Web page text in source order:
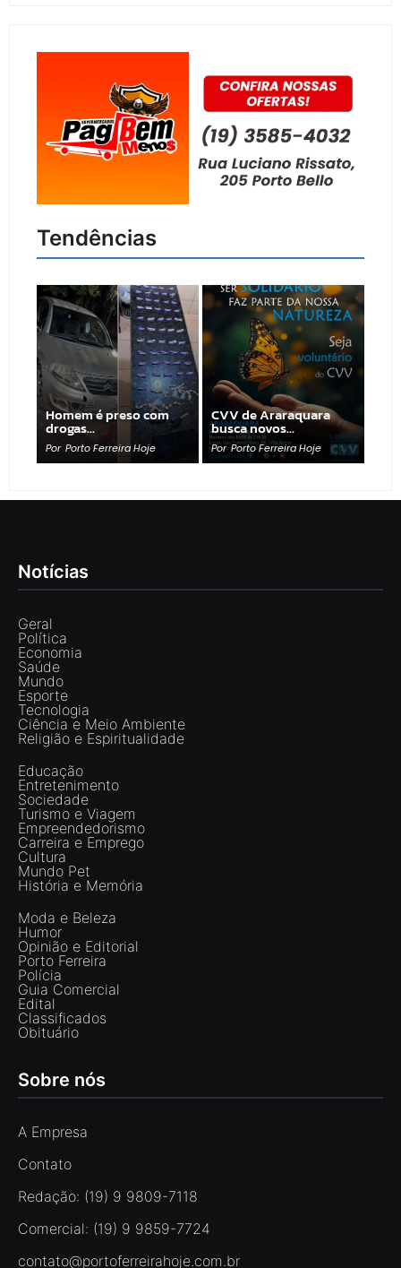
Tendências
Homem é preso com
drogas…
Por Porto Ferreira Hoje
CVV de Araraquara
busca novos…
Por Porto Ferreira Hoje
Notícias
Geral
Política
Economia
Saúde
Mundo
Esporte
Tecnologia
Ciência e Meio Ambiente
Religião e Espiritualidade
Educação
Entretenimento
Sociedade
Turismo e Viagem
Empreendedorismo
Carreira e Emprego
Cultura
Mundo Pet
História e Memória
Moda e Beleza
Humor
Opinião e Editorial
Porto Ferreira
Polícia
Guia Comercial
Edital
Classificados
Obituário
Sobre nós
A Empresa
Contato
Redação: (19) 9 9809-7118
Comercial: (19) 9 9859-7724
contato@portoferreirahoje.com.br